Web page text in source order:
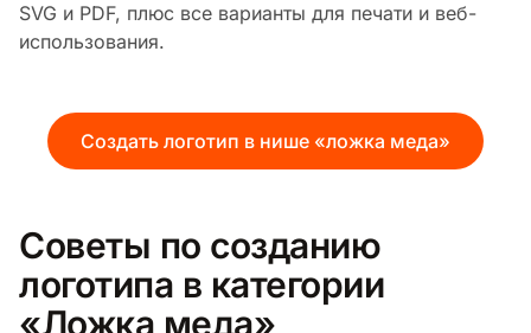
SVG и PDF, плюс все варианты для печати и веб-
использования.
Создать логотип в нише «ложка меда»
Советы по созданию
логотипа в категории
«Ложка меда»